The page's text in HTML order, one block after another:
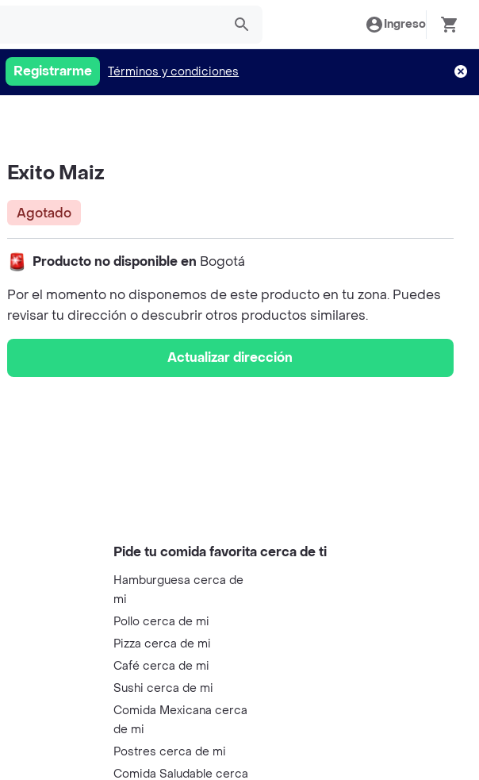
Ingreso
Registrarme Términos y condiciones
Exito Maiz
Agotado
Producto no disponible en Bogotá
Por el momento no disponemos de este producto en tu zona. Puedes
revisar tu dirección o descubrir otros productos similares.
Actualizar dirección
Pide tu comida favorita cerca de ti
Hamburguesa cerca de
mi
Pollo cerca de mi
Pizza cerca de mi
Café cerca de mi
Sushi cerca de mi
Comida Mexicana cerca
de mi
Postres cerca de mi
Comida Saludable cerca